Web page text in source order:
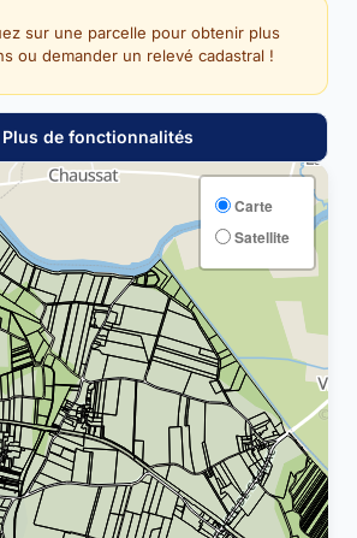
sur une parcelle pour obtenir plus
ou demander un relevé cadastral !
de fonctionnalités
Carte
Satellite